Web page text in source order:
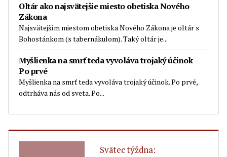
Oltár ako najsvätejšie miesto obetiska Nového
Zákona
Najsvätejším miestom obetiska Nového Zákona je oltár s
Bohostánkom (s tabernákulom). Taký oltár je...
Myšlienka na smrť teda vyvoláva trojaký účinok –
Po prvé
Myšlienka na smrť teda vyvoláva trojaký účinok. Po prvé,
odtrháva nás od sveta. Po...
Svätec týždna: